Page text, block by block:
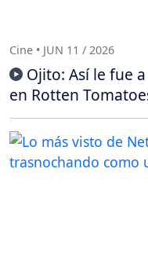
Cine • JUN 11 / 2026
Ojito: Así le fue
en Rotten